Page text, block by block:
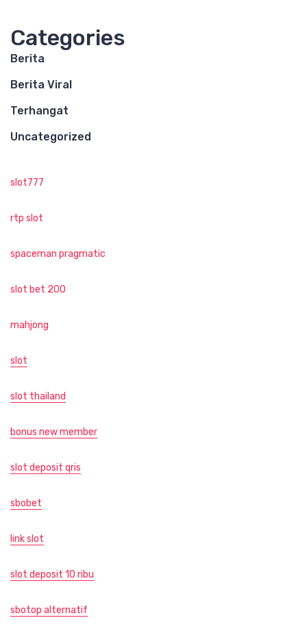
Categories
Berita
Berita Viral
Terhangat
Uncategorized
slot777
rtp slot
spaceman pragmatic
slot bet 200
mahjong
slot
slot thailand
bonus new member
slot deposit qris
sbobet
link slot
slot deposit 10 ribu
sbotop alternatif